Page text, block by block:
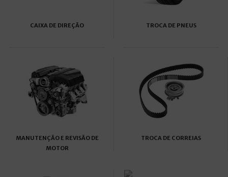
CAIXA DE DIREÇÃO TROCA DE PNEUS
MANUTENÇÃO E REVISÃO DE
MOTOR
TROCA DE CORREIAS